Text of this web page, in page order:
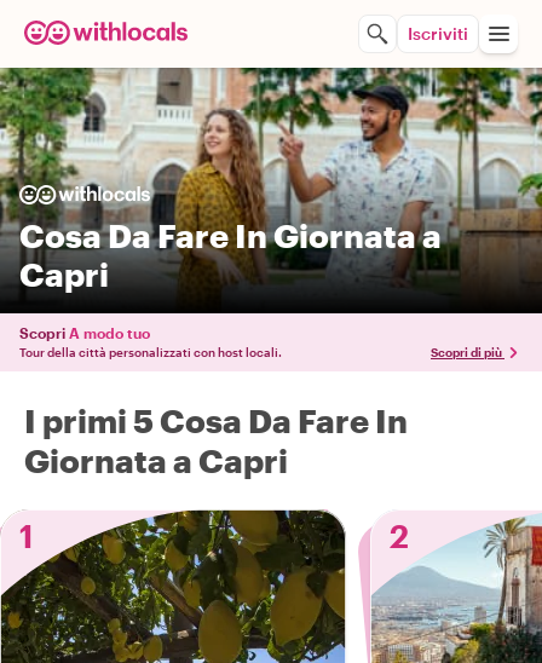
Iscriviti
Cosa Da Fare In Giornata a
Capri
Scopri A modo tuo
Tour della città personalizzati con host locali. Scopri di più
I primi 5 Cosa Da Fare In
Giornata a Capri
1
2